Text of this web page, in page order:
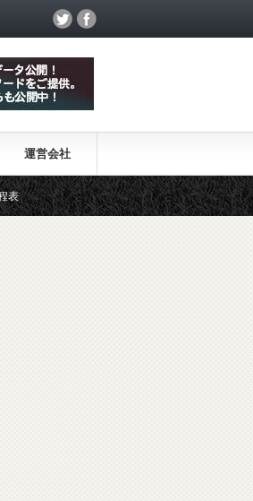
運営会社
【ニック・ポープ】元8部GK、イングランド代表